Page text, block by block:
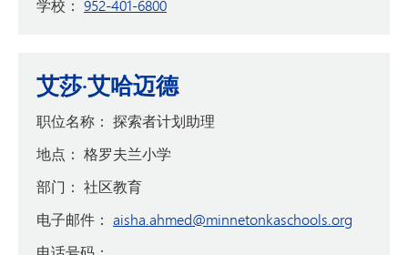
学校： 952-401-6800
艾莎·艾哈迈德
职位名称： 探索者计划助理
地点： 格罗夫兰小学
部门： 社区教育
电子邮件： aisha.ahmed@minnetonkaschools.org